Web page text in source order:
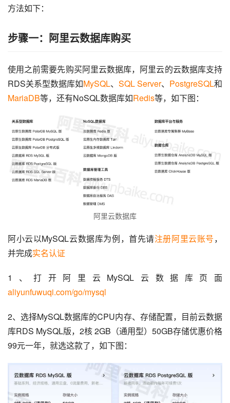
方法如下：
步骤一：阿里云数据库购买
使用之前需要先购买阿里云数据库，阿里云的云数据库支持
RDS关系型数据库如MySQL、 SQL Server、 PostgreSQL和
MariaDB等，还有NoSQL数据库如Redis等，如下图：
阿里云数据库
阿小云以MySQL云数据库为例，首先请注册阿里云账号，
并完成实名认证
aliyunfuwuqi.com/go/mysql
2、选择MySQL数据库的CPU内存、存储配置，目前云数据
库RDS MySQL版，2核 2GB（通用型）50GB存储优惠价格
99元一年，就选这款了，如下图：